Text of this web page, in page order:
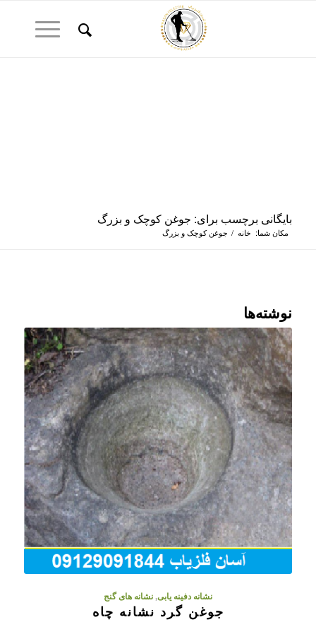
بایگانی برچسب برای: جوغن کوچک و بزرگ
مکان شما: خانه / جوغن کوچک و بزرگ
نوشته‌ها
نشانه دفینه یابی,نشانه های گنج
جوغن گرد نشانه چاه